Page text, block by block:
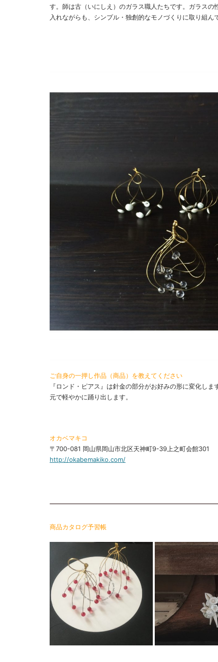
す。師は古（いにしえ）のガラス職人たちです。ガラス
入れながらも、シンプル・独創的なモノづくりに取り組ん
ご自身の一押し作品（商品）を教えてください
『ロンド・ピアス』は針金の部分がお好みの形に変化し
元で軽やかに踊り出します。
オカベマキコ
〒700-081 岡山県岡山市北区天神町9-39上之町会館301
http://okabemakiko.com/
商品カタログ予習帳